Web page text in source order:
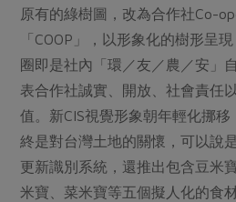
原有的綠樹圖，改為合作社Co-
「COOP」，以形象化的樹形呈
圈即是社內「環／友／農／安」
表合作社誠實、開放、社會責任
值。新CIS視覺形象朝年輕化挪
終是對台灣土地的關懷，可以說
更新識別系統，還推出包含豆米
米寶、菜米寶等五個擬人化的食